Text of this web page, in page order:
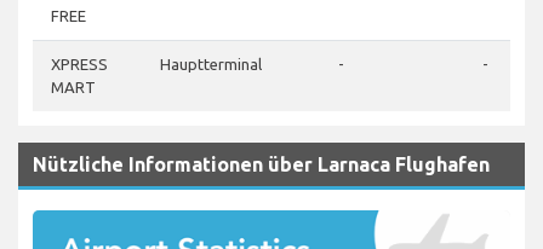
FREE
XPRESS
MART
Hauptterminal - -
Nützliche Informationen über Larnaca Flughafen